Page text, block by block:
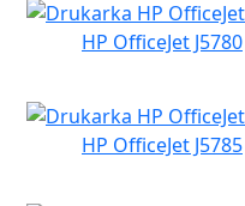
HP OfficeJet J5780
HP OfficeJet J5785